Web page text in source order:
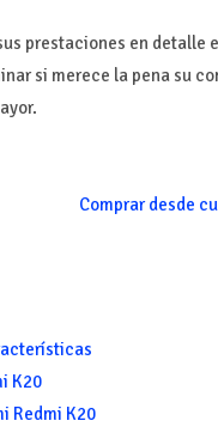
prestaciones en detalle
si merece la pena su
Comprar desde
K20
Redmi K20